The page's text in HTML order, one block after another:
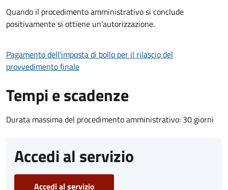
Quando il procedimento amministrativo si conclude
positivamente si ottiene un'autorizzazione.
Pagamento dell'imposta di bollo per il rilascio del
provvedimento finale
Tempi e scadenze
Durata massima del procedimento amministrativo: 30 giorni
Accedi al servizio
Accedi al servizio